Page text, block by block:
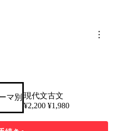
マ別 現代文
¥2,200
古文
¥1,980